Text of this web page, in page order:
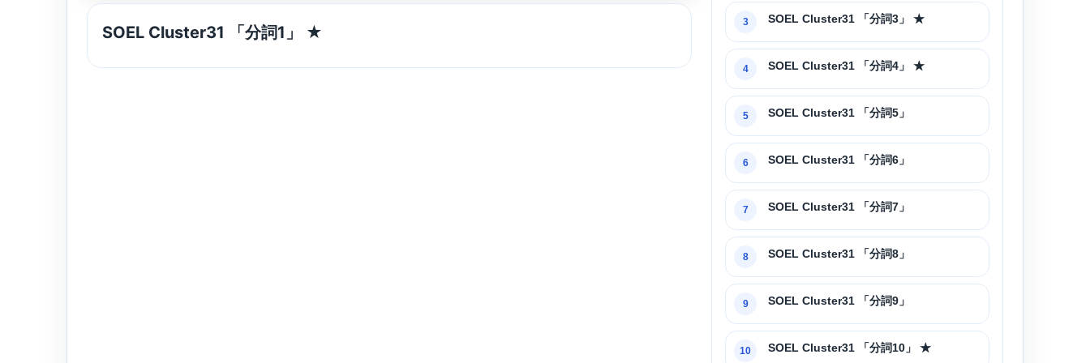
SOEL Cluster31 「分詞1」 ★
3 SOEL Cluster31 「分詞3」 ★
4 SOEL Cluster31 「分詞4」 ★
5 SOEL Cluster31 「分詞5」
6 SOEL Cluster31 「分詞6」
7 SOEL Cluster31 「分詞7」
8 SOEL Cluster31 「分詞8」
9 SOEL Cluster31 「分詞9」
10 SOEL Cluster31 「分詞10」 ★